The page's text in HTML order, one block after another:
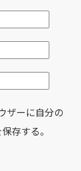
ザーに自分の
存する。